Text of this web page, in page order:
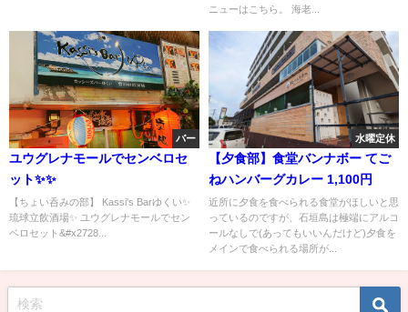
ニューはこちら。 海老...
バー
ユウグレナモールでセンベロセ
ット✨✨
【ちょい呑みの部】 Kassi's Barゆくい✨
琉球立飲酒場✨ ユウグレナモールでセン
ベロセット&#x2728...
水曜定休
【夕食部】食堂バンナボー てご
ねハンバーグカレー 1,100円
近所に夕食を食べられる食堂がほしいと思
っているのですが、石垣島は極端にアルコ
ールなしで(あってもいいんだけど)夕食を
メインで食べられる場所が...